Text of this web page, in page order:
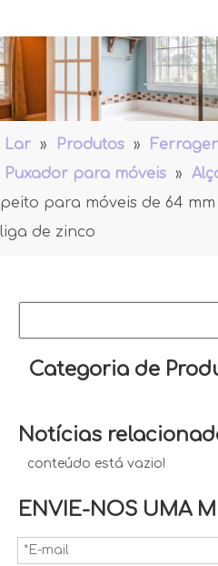
Lar » Produtos »
Puxador para móveis »
peito para móveis de 64
liga de zinco
Categoria de
Notícias
conteúdo está vazio!
ENVIE-NOS UMA